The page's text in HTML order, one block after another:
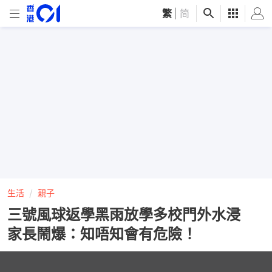
繁 简
生活 親子
三號風球返學黑雨放學多校門外水浸
家長鬧爆：知唔知會有危險！